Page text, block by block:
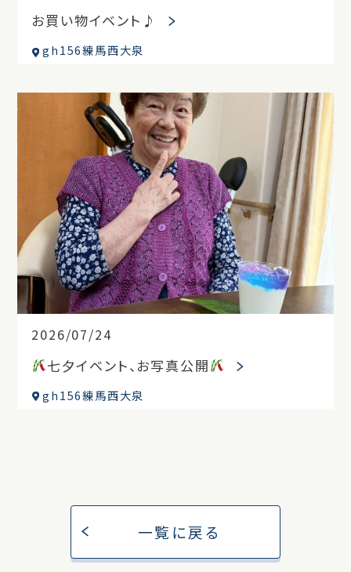
お買い物イベント♪
gh156練馬西大泉
2026/07/24
七夕イベント、お写真公開
gh156練馬西大泉
一覧に戻る